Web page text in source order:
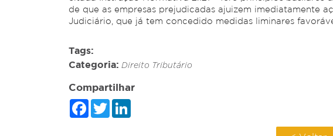
de que as empresas prejudicadas ajuizem imediatamente
Judiciário, que já tem concedido medidas liminares
Tags:
Categoria: Direito Tributário
Compartilhar
FacebookTwitter